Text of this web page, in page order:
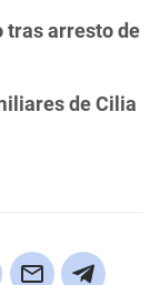
tras arresto de
de Cilia